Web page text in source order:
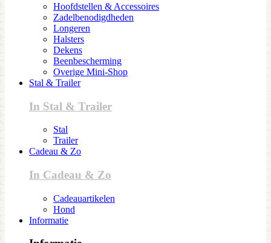
Hoofdstellen & Accessoires
Zadelbenodigdheden
Longeren
Halsters
Dekens
Beenbescherming
Overige Mini-Shop
Stal & Trailer
In Stal & Trailer
Stal
Trailer
Cadeau & Zo
In Cadeau & Zo
Cadeauartikelen
Hond
Informatie